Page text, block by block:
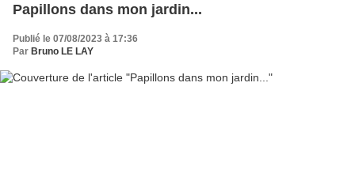
Papillons dans mon jardin...
Publié le 07/08/2023 à 17:36
Par Bruno LE LAY